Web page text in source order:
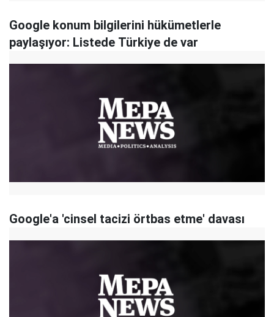
Google konum bilgilerini hükümetlerle
paylaşıyor: Listede Türkiye de var
Google'a 'cinsel tacizi örtbas etme' davası